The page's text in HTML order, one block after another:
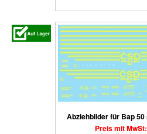
Abziehbilder für Bap 50
Preis mit